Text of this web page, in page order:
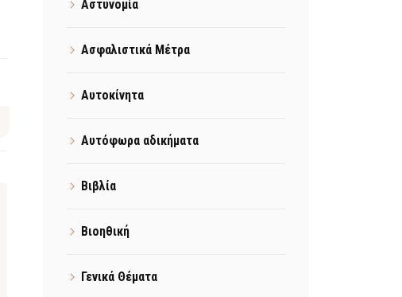
Αστυνομία
Ασφαλιστικά Μέτρα
Αυτοκίνητα
Αυτόφωρα αδικήματα
Βιβλία
Βιοηθική
Γενικά Θέματα